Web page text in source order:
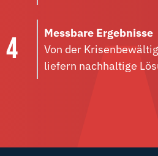
Messbare Ergebnisse
Von der
liefern nachhaltige